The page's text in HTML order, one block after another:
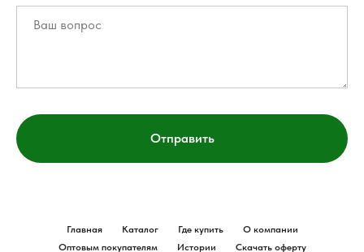
Отправить
Главная Каталог Где купить
О компании
Оптовым покупателям
Истории Скачать оферту